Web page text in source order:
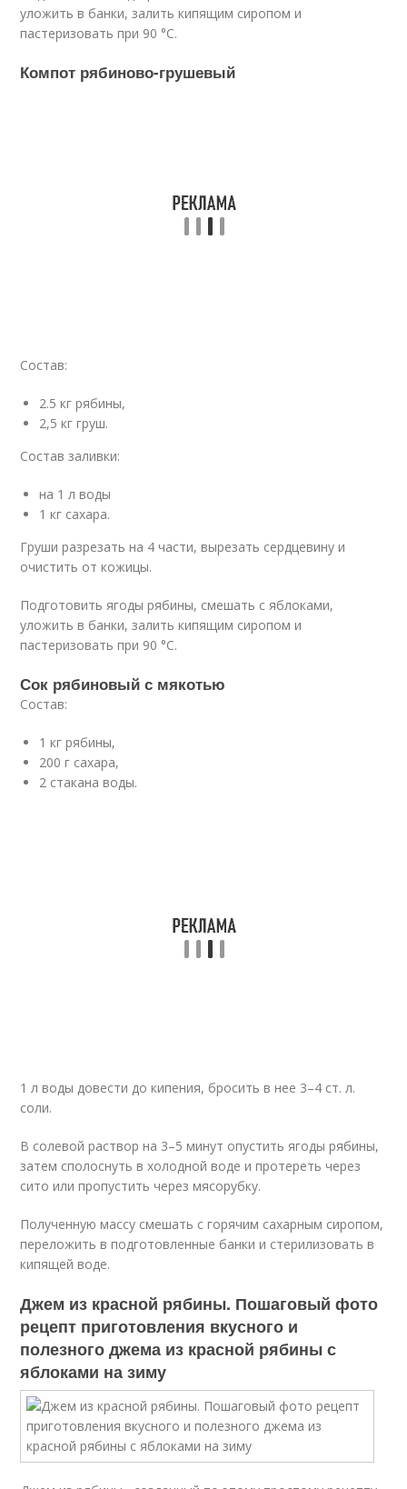
уложить в банки, залить кипящим сиропом и
пастеризовать при 90 °C.
Компот рябиново-грушевый
Состав:
2.5 кг рябины,
2,5 кг груш.
Состав заливки:
на 1 л воды
1 кг сахара.
Груши разрезать на 4 части, вырезать сердцевину и
очистить от кожицы.
Подготовить ягоды рябины, смешать с яблоками,
уложить в банки, залить кипящим сиропом и
пастеризовать при 90 °C.
Сок рябиновый с мякотью
Состав:
1 кг рябины,
200 г сахара,
2 стакана воды.
1 л воды довести до кипения, бросить в нее 3–4 ст. л.
соли.
В солевой раствор на 3–5 минут опустить ягоды рябины,
затем сполоснуть в холодной воде и протереть через
сито или пропустить через мясорубку.
Полученную массу смешать с горячим сахарным сиропом,
переложить в подготовленные банки и стерилизовать в
кипящей воде.
Джем из красной рябины. Пошаговый фото
рецепт приготовления вкусного и
полезного джема из красной рябины с
яблоками на зиму